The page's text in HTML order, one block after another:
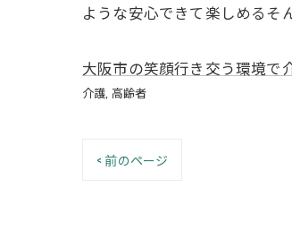
ような安心できて楽しめるそ
大阪市の笑顔行き交う環境で
介護 高齢者
< 前のページ